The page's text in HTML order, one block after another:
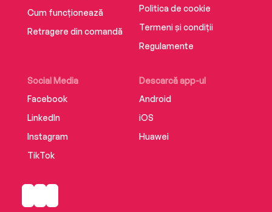
Cum funcționează
Retragere din comandă
Social Media
Facebook
LinkedIn
Instagram
TikTok
Descarcă app-ul
Android
iOS
Huawei
Politica de cookie
Termeni și condiții
Regulamente